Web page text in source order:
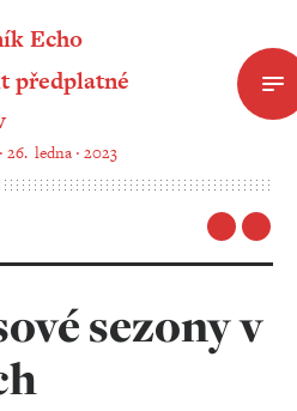
Echo
předplatné
26. ledna ‧ 2023
sezony v